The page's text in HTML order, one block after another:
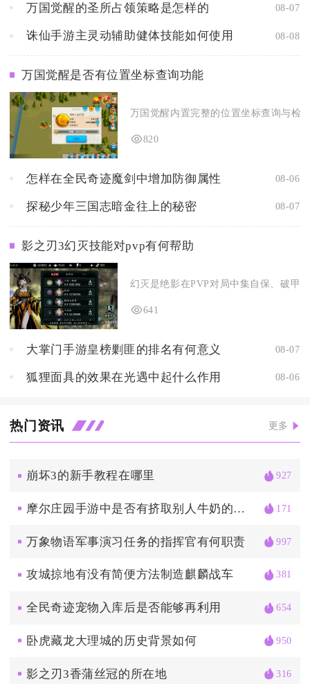
万国觉醒的圣所占领策略是怎样的 08-07
诛仙手游主灵动辅助健体技能如何使用 08-08
万国觉醒是否有位置坐标查询功能
万国觉醒内置完整的位置坐标查询与检
820
怎样在全民奇迹魔剑中增加防御属性 08-06
探秘少年三国志暗金往上的秘密 08-07
影之刃3幻灭技能对pvp有何帮助
幻灭是绝影在PVP对局中集自保、破甲
641
大掌门手游皇榜剿匪的排名有何意义 08-07
狐狸面具的效果在光遇中起什么作用 08-06
热门资讯 更多
崩坏3的新手教程在哪里 927
摩尔庄园手游中是否有挤取别人牛奶的方法 171
万象物语军事演习任务的指挥官有何职责 997
攻城掠地有没有简便方法制造麒麟战车 381
全民奇迹宠物入库后是否能够再利用 654
卧虎藏龙大理城的历史背景如何 950
影之刃3香蒲丝冠的所在地 316